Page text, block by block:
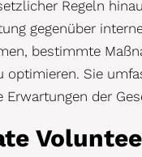
Regeln
gegenüber
bestimmte
optimieren. Sie
der